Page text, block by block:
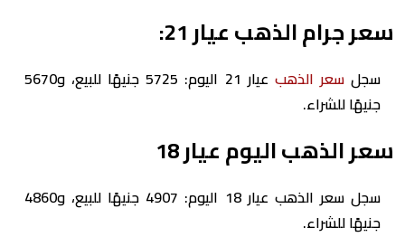
سعر جرام الذهب عيار 21:
سجلسعر الذهب
عيار 21 اليوم: 5725 جنيهًا للبيع، و5670
جنيهًا للشراء.
سعر الذهب اليوم عيار 18
سجل سعر الذهب عيار 18 اليوم: 4907 جنيهًا للبيع، و4860
جنيهًا للشراء.